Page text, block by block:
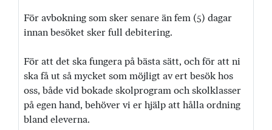
För avbokning som sker senare än fem (5) dagar
innan besöket sker full debitering.
För att det ska fungera på bästa sätt, och för att ni
ska få ut så mycket som möjligt av ert besök hos
oss, både vid bokade skolprogram och skolklasser
på egen hand, behöver vi er hjälp att hålla ordning
bland eleverna.